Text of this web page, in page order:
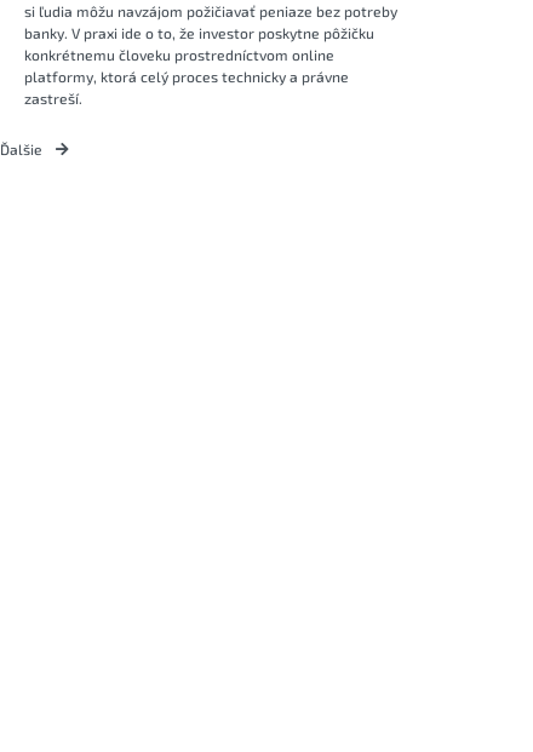
si ľudia môžu navzájom požičiavať peniaze bez potreby
banky. V praxi ide o to, že investor poskytne pôžičku
konkrétnemu človeku prostredníctvom online
platformy, ktorá celý proces technicky a právne
zastreší.
Ďalšie